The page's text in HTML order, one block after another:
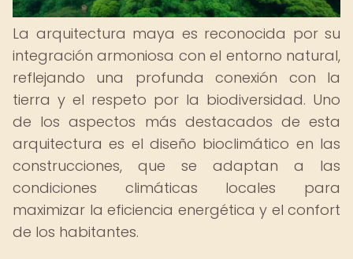
La arquitectura maya es reconocida por su
integración armoniosa con el entorno natural,
reflejando una profunda conexión con la
tierra y el respeto por la biodiversidad. Uno
de los aspectos más destacados de esta
arquitectura es el diseño bioclimático en las
construcciones, que se adaptan a las
condiciones climáticas locales para
maximizar la eficiencia energética y el confort
de los habitantes.